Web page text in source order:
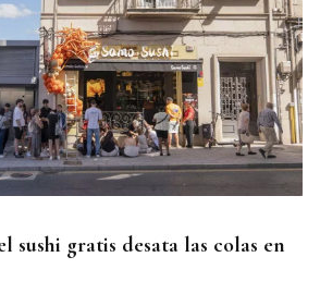
protagonista de Once y
por "Falling Slowly", a los 56
sushi gratis desata las colas en